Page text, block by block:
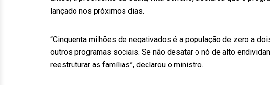
lançado nos próximos dias.
“Cinquenta milhões de negativados é a população de zero a
outros programas sociais. Se não desatar o nó de alto
reestruturar as famílias”, declarou o ministro.